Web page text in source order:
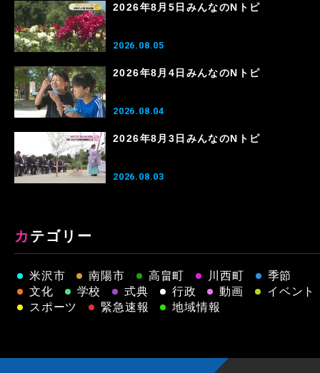
2026年8月5日みんなのNトピ
2026.08.05
2026年8月4日みんなのNトピ
2026.08.04
2026年8月3日みんなのNトピ
2026.08.03
カテゴリー
米沢市 南陽市 高畠町 川西町
季節
文化
学校 式典 行政 動画
イベント
スポーツ
緊急速報 地域情報